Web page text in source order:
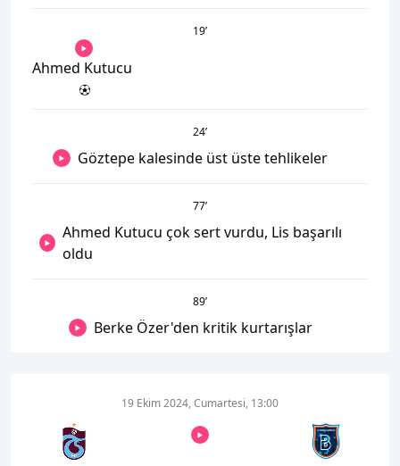
19’
Ahmed Kutucu
24’
Göztepe kalesinde üst üste tehlikeler
77’
Ahmed Kutucu çok sert vurdu, Lis başarılı
oldu
89’
Berke Özer'den kritik kurtarışlar
19 Ekim 2024, Cumartesi, 13:00